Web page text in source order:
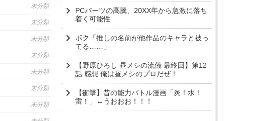
未分類
未分類
未分類
未分類
未分類
未分類
未分類
PCパーツの高騰、20XX年から急激に落ち
着く可能性
ボク「推しの名前が他作品のキャラと被っ
てる……」
【野原ひろし 昼メシの流儀 最終回】第12
話 感想 俺は昼メシのプロだぜ！
【衝撃】昔の能力バトル漫画「炎！水！
雷！」←うおおお！！！